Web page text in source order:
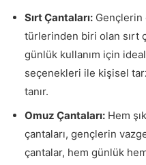
Sırt Çantaları:
türlerinden biri olan sırt
günlük kullanım için
seçenekleri ile kişisel
tanır.
Omuz Çantaları: Hem
çantaları, gençlerin
çantalar, hem günlük